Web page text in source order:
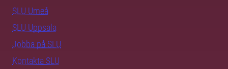
SLU Umeå
SLU Uppsala
Jobba på SLU
Kontakta SLU